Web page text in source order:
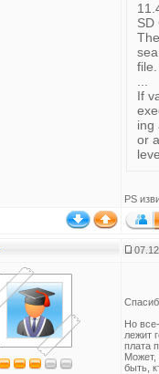
SD
file.
...
If
ing
or
PS
Но
лежит
плата
Может,
быть,